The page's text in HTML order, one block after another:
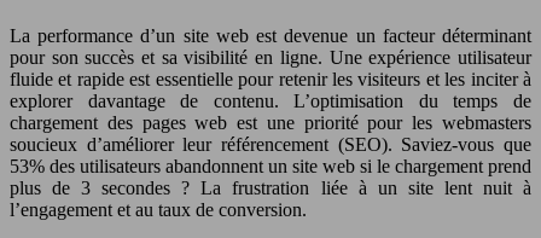
La performance d’un site web est devenue un facteur déterminant
pour son succès et sa visibilité en ligne. Une expérience utilisateur
fluide et rapide est essentielle pour retenir les visiteurs et les inciter à
explorer davantage de contenu. L’optimisation du temps de
chargement des pages web est une priorité pour les webmasters
soucieux d’améliorer leur référencement (SEO). Saviez-vous que
53% des utilisateurs abandonnent un site web si le chargement prend
plus de 3 secondes ? La frustration liée à un site lent nuit à
l’engagement et au taux de conversion.